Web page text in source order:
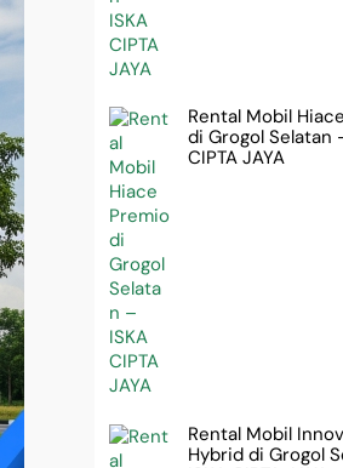
Rental Mobil
di Grogol Selatan
CIPTA JAYA
Rental Mobil
Hybrid di Grogol